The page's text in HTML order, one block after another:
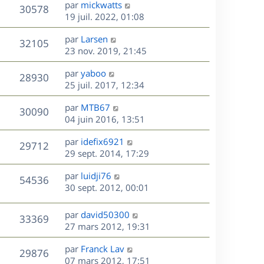
e
n
i
e
r
m
e
s
s
a
g
e
30578V
u
s
D
e
r
n
i
e
r
m
e
s
s
a
g
e
par mickwatts
19 juil. 2022, 01:08
32105V
u
s
D
e
r
n
i
e
r
m
e
s
s
a
g
e
par Larsen
23 nov. 2019, 21:45
28930V
u
s
D
e
r
n
i
e
r
m
e
s
s
a
g
e
par yaboo
25 juil. 2017, 12:34
30090V
u
e
D
e
r
n
i
e
r
m
e
s
s
a
g
e
par MTB67
04 juin 2016, 13:51
29712V
u
e
D
e
r
n
i
e
r
m
e
s
s
par idefix6921
29 sept. 2014, 17:29
54536V
u
e
D
e
n
i
e
r
m
par luidji76
30 sept. 2012, 00:01
33369V
u
e
D
e
r
n
i
par david50300
27 mars 2012, 19:31
29876V
D
e
par Franck Lav
07 mars 2012, 17:51